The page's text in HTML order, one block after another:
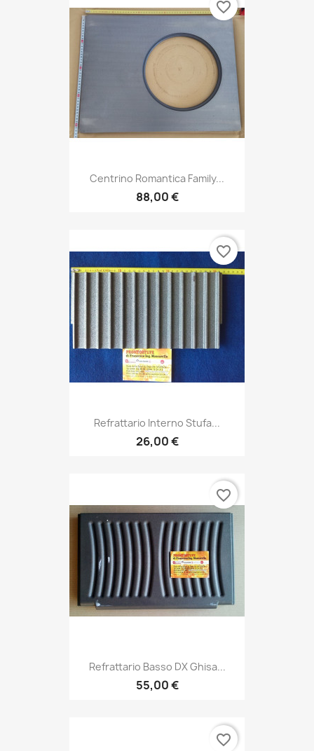
Centrino Romantica Family...
88,00 €
favorite_border
Refrattario Interno Stufa...
26,00 €
favorite_border
Refrattario Basso DX Ghisa...
55,00 €
favorite_border
favorite_border